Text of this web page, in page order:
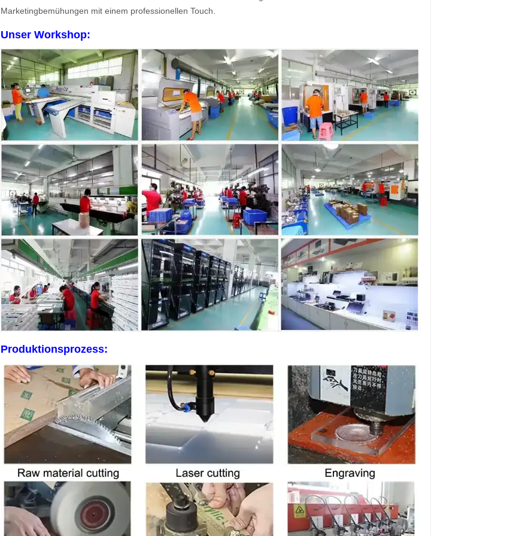
Marketingbemühungen mit einem professionellen Touch.
Unser Workshop:
Produktionsprozess: